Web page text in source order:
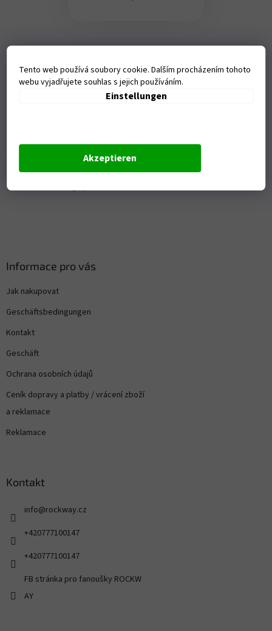
Tento web používá soubory cookie. Dalším procházením tohoto
webu vyjadřujete souhlas s jejich používáním.
Einstellungen
Akzeptieren
Přijímáme online platby
Informace pro vás
Jak nakupovat
Geschäftsbedingungen
Kontakt
Geschäft
Ochrana osobních údajů
Ceník dopravy a platby / vrácení zboží
a reklamace
Reklamace
Kontakt
info@rockway.cz
+420777100147
+420777100147
FB stránka pro fanoušky ROCKW
AY